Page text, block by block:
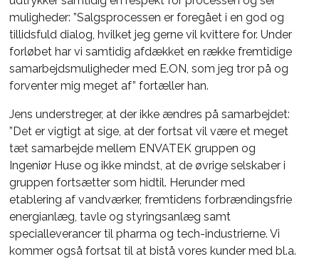
muligheder: ”Salgsprocessen er foregået i en god og
tillidsfuld dialog, hvilket jeg gerne vil kvittere for. Under
forløbet har vi samtidig afdækket en række fremtidige
samarbejdsmuligheder med E.ON, som jeg tror på og
forventer mig meget af” fortæller han.
Jens understreger, at der ikke ændres på samarbejdet:
”Det er vigtigt at sige, at der fortsat vil være et meget
tæt samarbejde mellem ENVATEK gruppen og
Ingeniør Huse og ikke mindst, at de øvrige selskaber i
gruppen fortsætter som hidtil. Herunder med
etablering af vandværker, fremtidens forbrændingsfrie
energianlæg, tavle og styringsanlæg samt
specialleverancer til pharma og tech-industrierne. Vi
kommer også fortsat til at bistå vores kunder med bl.a.